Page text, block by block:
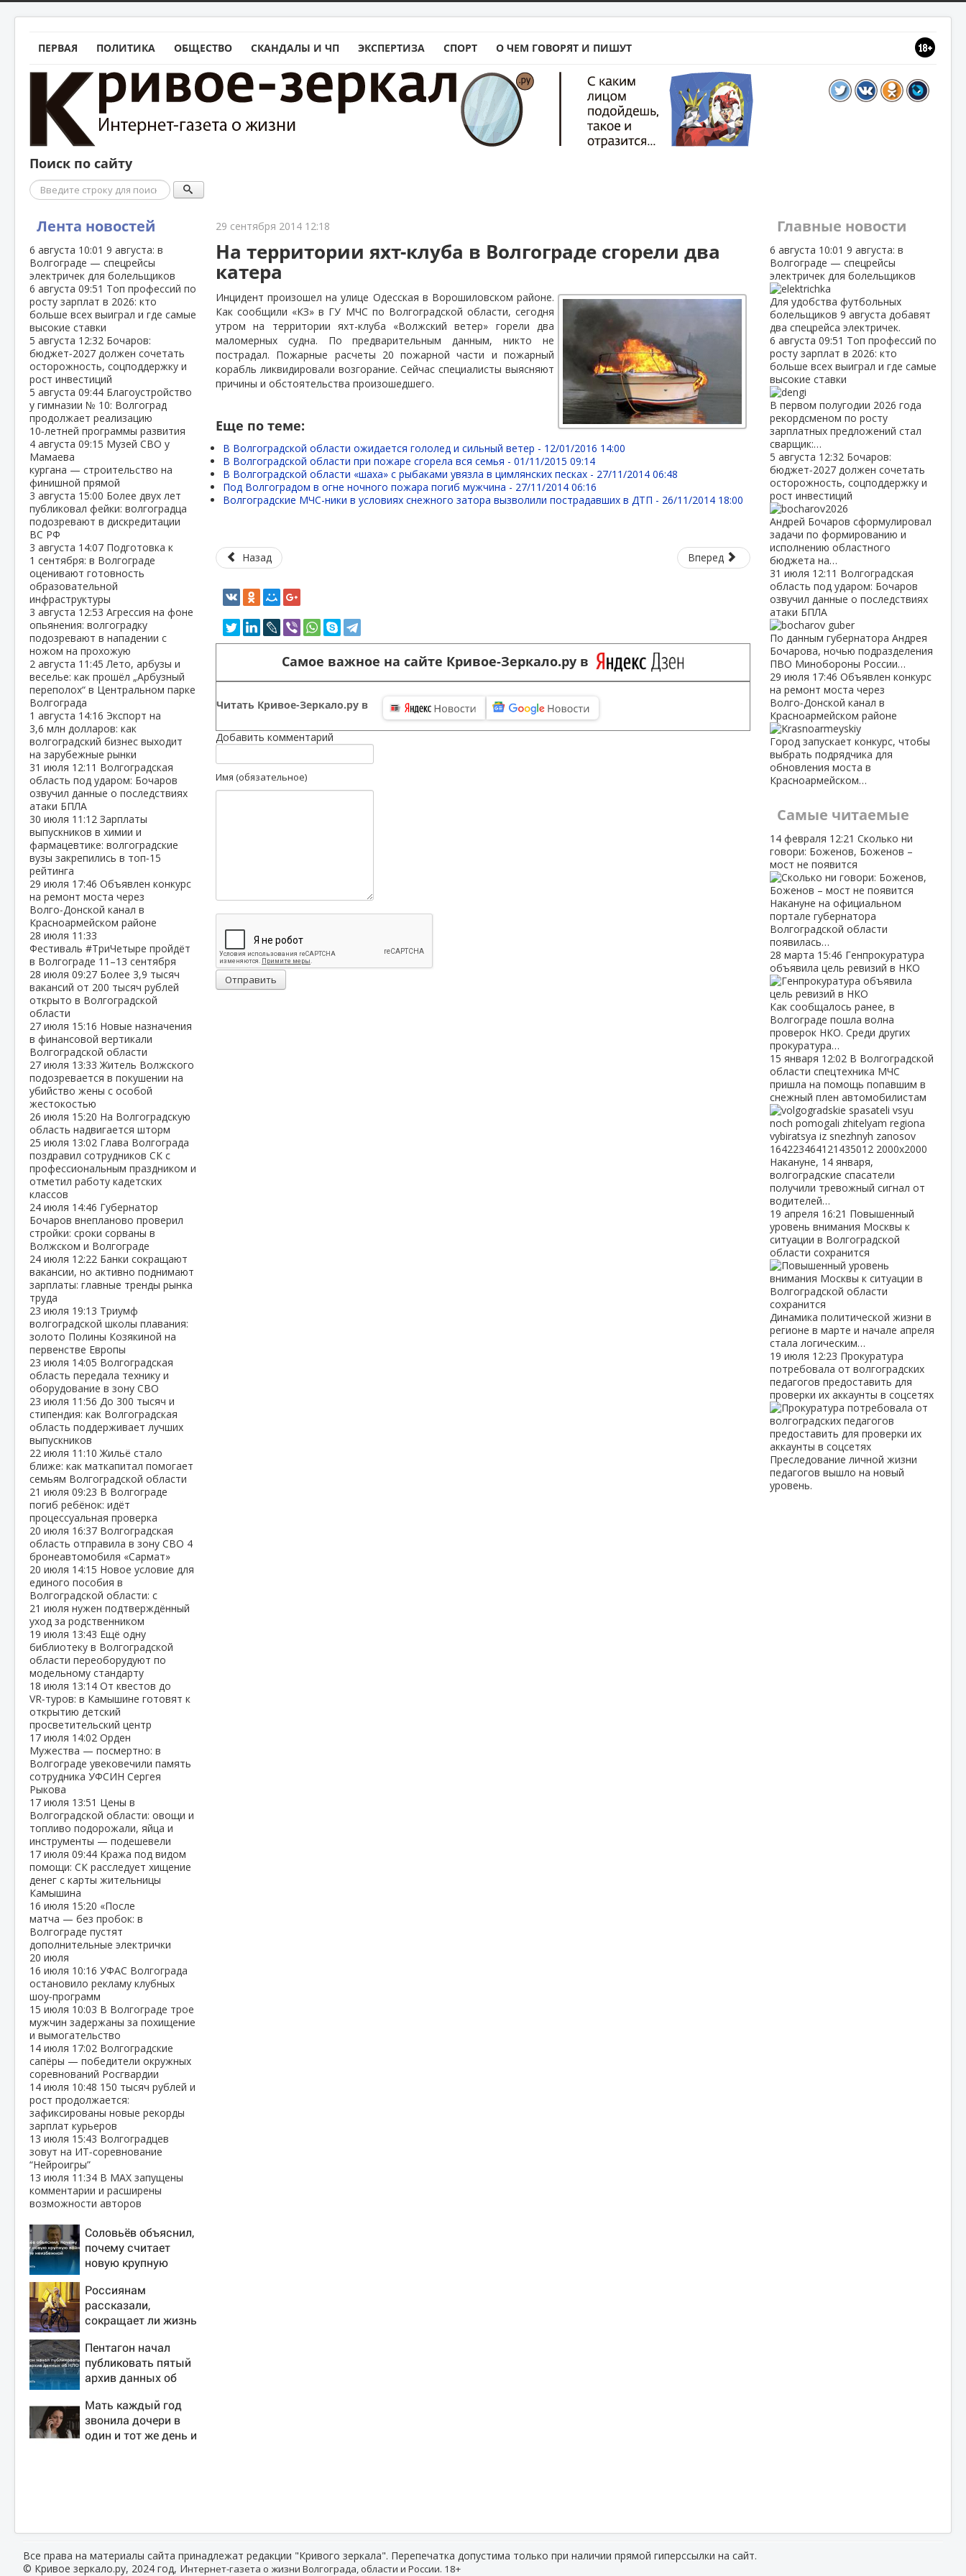
ПЕРВАЯ ПОЛИТИКА ОБЩЕСТВО СКАНДАЛЫ И ЧП ЭКСПЕРТИЗА СПОРТ О ЧЕМ ГОВОРЯТ И ПИШУТ
Поиск по сайту
Поиск
Лента новостей
6 августа 10:01 9 августа: в
Волгограде — спецрейсы
электричек для болельщиков
6 августа 09:51 Топ профессий по
росту зарплат в 2026: кто
больше всех выиграл и где самые
высокие ставки
5 августа 12:32 Бочаров:
бюджет‑2027 должен сочетать
осторожность, соцподдержку и
рост инвестиций
5 августа 09:44 Благоустройство
у гимназии № 10: Волгоград
продолжает реализацию
10‑летней программы развития
4 августа 09:15 Музей СВО у
Мамаева
кургана — строительство на
финишной прямой
3 августа 15:00 Более двух лет
публиковал фейки: волгоградца
подозревают в дискредитации
ВС РФ
3 августа 14:07 Подготовка к
1 сентября: в Волгограде
оценивают готовность
образовательной
инфраструктуры
3 августа 12:53 Агрессия на фоне
опьянения: волгоградку
подозревают в нападении с
ножом на прохожую
2 августа 11:45Лето, арбузы и
веселье: как прошёл „Арбузный
переполох“ в Центральном парке
Волгограда
1 августа 14:16 Экспорт на
3,6 млн долларов: как
волгоградский бизнес выходит
на зарубежные рынки
31 июля 12:11 Волгоградская
область под ударом: Бочаров
озвучил данные о последствиях
атаки БПЛА
30 июля 11:12 Зарплаты
выпускников в химии и
фармацевтике: волгоградские
вузы закрепились в топ‑15
рейтинга
29 июля 17:46 Объявлен конкурс
на ремонт моста через
Волго‑Донской канал в
Красноармейском районе
28 июля 11:33
Фестиваль #ТриЧетыре пройдёт
в Волгограде 11–13 сентября
28 июля 09:27 Более 3,9 тысяч
вакансий от 200 тысяч рублей
открыто в Волгоградской
области
27 июля 15:16 Новые назначения
в финансовой вертикали
Волгоградской области
27 июля 13:33Житель Волжского
подозревается в покушении на
убийство жены с особой
жестокостью
26 июля 15:20 На Волгоградскую
область надвигается шторм
25 июля 13:02 Глава Волгограда
поздравил сотрудников СК с
профессиональным праздником и
отметил работу кадетских
классов
24 июля 14:46 Губернатор
Бочаров внепланово проверил
стройки: сроки сорваны в
Волжском и Волгограде
24 июля 12:22 Банки сокращают
вакансии, но активно поднимают
зарплаты: главные тренды рынка
труда
23 июля 19:13 Триумф
волгоградской школы плавания:
золото Полины Козякиной на
первенстве Европы
23 июля 14:05 Волгоградская
область передала технику и
оборудование в зону СВО
23 июля 11:56 До 300 тысяч и
стипендия: как Волгоградская
область поддерживает лучших
выпускников
22 июля 11:10Жильё стало
ближе: как маткапитал помогает
семьям Волгоградской области
21 июля 09:23 В Волгограде
погиб ребёнок: идёт
процессуальная проверка
20 июля 16:37 Волгоградская
область отправила в зону СВО 4
бронеавтомобиля «Сармат»
20 июля 14:15 Новое условие для
единого пособия в
Волгоградской области: с
21 июля нужен подтверждённый
уход за родственником
19 июля 13:43 Ещё одну
библиотеку в Волгоградской
области переоборудуют по
модельному стандарту
18 июля 13:14 От квестов до
VR‑туров: в Камышине готовят к
открытию детский
просветительский центр
17 июля 14:02 Орден
Мужества — посмертно: в
Волгограде увековечили память
сотрудника УФСИН Сергея
Рыкова
17 июля 13:51 Цены в
Волгоградской области: овощи и
топливо подорожали, яйца и
инструменты — подешевели
17 июля 09:44 Кража под видом
помощи: СК расследует хищение
денег с карты жительницы
Камышина
16 июля 15:20 «После
матча — без пробок: в
Волгограде пустят
дополнительные электрички
20 июля
16 июля 10:16 УФАС Волгограда
остановило рекламу клубных
шоу‑программ
15 июля 10:03 В Волгограде трое
мужчин задержаны за похищение
и вымогательство
14 июля 17:02 Волгоградские
сапёры — победители окружных
соревнований Росгвардии
14 июля 10:48 150 тысяч рублей и
рост продолжается:
зафиксированы новые рекорды
зарплат курьеров
13 июля 15:43 Волгоградцев
зовут на ИТ‑соревнование
“Нейроигры”
13 июля 11:34 В МАХ запущены
комментарии и расширены
возможности авторов
Соловьёв объяснил,
почему считает
новую крупную
неизбежной
Россиянам
рассказали,
сокращает ли жизнь
Пентагон начал
публиковать пятый
архив данных об
Мать каждый год
звонила дочери в
один и тот же день и
29 сентября 2014 12:18
На территории яхт-клуба в Волгограде сгорели два
катера
Инцидент произошел на улице Одесская в Ворошиловском районе.
Как сообщили «КЗ» в ГУ МЧС по Волгоградской области, сегодня
утром на территории яхт-клуба «Волжский ветер» горели два
маломерных судна. По предварительным данным, никто не
пострадал. Пожарные расчеты 20 пожарной части и пожарный
корабль ликвидировали возгорание. Сейчас специалисты выясняют
причины и обстоятельства произошедшего.
Еще по теме:
В Волгоградской области ожидается гололед и сильный ветер - 12/01/2016 14:00
В Волгоградской области при пожаре сгорела вся семья -01/11/2015 09:14
В Волгоградской области «шаха» с рыбаками увязла в цимлянских песках - 27/11/2014 06:48
Под Волгоградом в огне ночного пожара погиб мужчина - 27/11/2014 06:16
Волгоградские МЧС-ники в условиях снежного затора вызволили пострадавших в ДТП - 26/11/2014 18:00
Назад Вперед
Самое важное на сайте Кривое-Зеркало.ру в
Читать Кривое-Зеркало.ру в
Добавить комментарий
Имя (обязательное)
Отправить
Главные новости
6 августа 10:01 9 августа: в
Волгограде — спецрейсы
электричек для болельщиков
Для удобства футбольных
болельщиков 9 августа добавят
два спецрейса электричек.
6 августа 09:51 Топ профессий по
росту зарплат в 2026: кто
больше всех выиграл и где самые
высокие ставки
В первом полугодии 2026 года
рекордсменом по росту
зарплатных предложений стал
сварщик:…
5 августа 12:32 Бочаров:
бюджет‑2027 должен сочетать
осторожность, соцподдержку и
рост инвестиций
Андрей Бочаров сформулировал
задачи по формированию и
исполнению областного
бюджета на…
31 июля 12:11 Волгоградская
область под ударом: Бочаров
озвучил данные о последствиях
атаки БПЛА
По данным губернатора Андрея
Бочарова, ночью подразделения
ПВО Минобороны России…
29 июля 17:46 Объявлен конкурс
на ремонт моста через
Волго‑Донской канал в
Красноармейском районе
Город запускает конкурс, чтобы
выбрать подрядчика для
обновления моста в
Красноармейском…
Самые читаемые
14 февраля 12:21 Сколько ни
говори: Боженов, Боженов –
мост не появится
Накануне на официальном
портале губернатора
Волгоградской области
появилась…
28 марта 15:46 Генпрокуратура
объявила цель ревизий в НКО
Как сообщалось ранее, в
Волгограде пошла волна
проверок НКО. Среди других
прокуратура…
15 января 12:02 В Волгоградской
области спецтехника МЧС
пришла на помощь попавшим в
снежный плен автомобилистам
Накануне, 14 января,
волгоградские спасатели
получили тревожный сигнал от
водителей…
19 апреля 16:21 Повышенный
уровень внимания Москвы к
ситуации в Волгоградской
области сохранится
Динамика политической жизни в
регионе в марте и начале апреля
стала логическим…
19 июля 12:23 Прокуратура
потребовала от волгоградских
педагогов предоставить для
проверки их аккаунты в соцсетях
Преследование личной жизни
педагогов вышло на новый
уровень.
Все права на материалы сайта принадлежат редакции "Кривого зеркала". Перепечатка допустима только при наличии прямой гиперссылки на сайт.
© Кривое зеркало.ру, 2024 год, Интернет-газета о жизни Волгограда, области и России. 18+